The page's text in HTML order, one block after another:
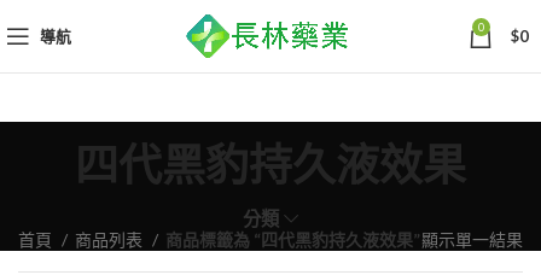
導航 0 $0
四代黑豹持久液效果
分類
首頁 商品列表 商品標籤為 “四代黑豹持久液效果”顯示單一結果